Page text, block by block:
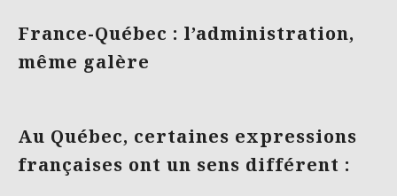
France-Québec : l’administration,
même galère
Au Québec, certaines expressions
françaises ont un sens différent :